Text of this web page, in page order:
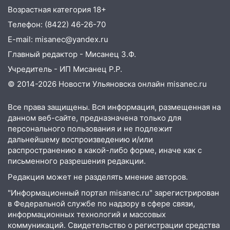
августа
06:45
Ульяновске останется закрытым до
утра 10 августа
05:18 Судьба готовит сюрприз: гороскоп
на 8 августа — кому повезет с
встреча
04:47 В Ульяновской области объявили
ракетную опасность: звучат сирены
07.08.2026
купить тракторы с отсрочкой платежа
до декабря
19:34 В следственном управлении
состоялось торжественное
Возрастная категория 18+
Телефон: (8422) 46-26-70
E-mail: misanec@yandex.ru
Главный редактор - Мисанец З.Ф.
Учредитель - ИП Мисанец Р.Р.
© 2014-2026 Новости Ульяновска онлайн misanec.ru
Все права защищены. Вся информация, размещенная на
данном веб-сайте, предназначена только для
персонального пользования и не подлежит
дальнейшему воспроизведению и/или
распространению в какой-либо форме, иначе как с
письменного разрешения редакции.
Редакция может не разделять мнение авторов.
"Информационный портал misanec.ru" зарегистрирован
в Федеральной службе по надзору в сфере связи,
информационных технологий и массовых
коммуникаций. Свидетельство о регистрации средства